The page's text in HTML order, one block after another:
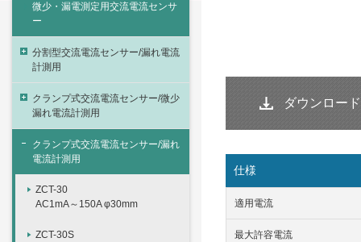
微少・漏電測定用交流電流センサ
ー
分割型交流電流センサー/漏れ電流
計測用
クランプ式交流電流センサー/微少
漏れ電流計測用
クランプ式交流電流センサー/漏れ
電流計測用
ZCT-30
AC1mA～150A φ30mm
ZCT-30S
ダウンロード
仕様
適用電流
最大許容電流